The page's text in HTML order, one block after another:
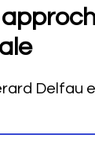
Delfau